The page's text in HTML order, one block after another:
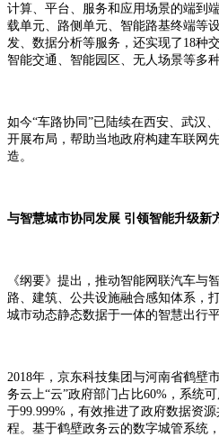
计算、平台、服务和应用场景的端到
载单元、路侧单元、智能路基终端等
发、数据分析等服务，还实现了18种
智能交通、智能园区、无人场景等多
如今“车路协同”已陆续在西安、武汉
开展布局，帮助当地政府构建车联网
造。
与智慧城市协同发展 引领智能升级新
《纲要》提出，推动智能网联汽车与
路、建筑、公共设施融合感知体系，
城市动态静态数据于一体的智慧出行平
2018年，京东科技集团与河南省鹤壁
务云上“云”政府部门占比60%，系统
于99.999%，有效推进了政府数据资
程。基于鹤壁政务云的数字城管系统